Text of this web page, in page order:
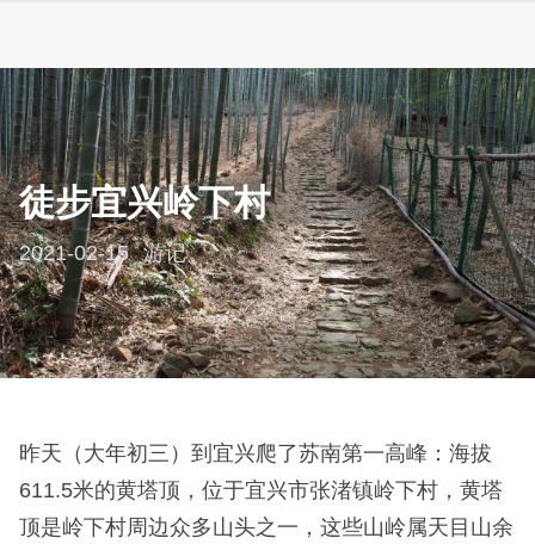
徒步宜兴岭下村
2021-02-15 游记
昨天（大年初三）到宜兴爬了苏南第一高峰：海拔
611.5米的黄塔顶，位于宜兴市张渚镇岭下村，黄塔
顶是岭下村周边众多山头之一，这些山岭属天目山余